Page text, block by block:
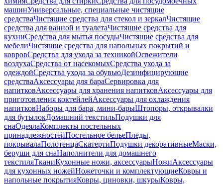
машинУниверсальные, специальные чистящие
средстваЧистящие средства для стекол и зеркалЧистящие
средства для ванной и туалетаЧистящие средства для
кухниСредства для мытья посудыЧистящие средства для
мебелиЧистящие средства для напольных покрытий и
ковровСредства для ухода за техникойОсвежители
воздухаСредства от насекомыхСредства ухода за
одеждойСредства ухода за обувьюДезинфицирующие
средстваАксессуары для бараСервировка для
напитковАксессуары для хранения напитковАксессуары для
приготовления коктейлейАксессуары для охлаждения
напитковНаборы для бара, мини-барыШтопоры, открывалки
для бутылокДомашний текстильПодушки для
снаОдеялаКомплекты постельных
принадлежностейПостельное бельеПледы,
покрывалаПолотенцаСкатертиПодушки декоративныеМаски,
беруши для снаНаполнители для домашнего
текстиляТканиКухонные ножи, аксессуарыНожиАксессуары
для кухонных ножейНожеточки и комплектующиеКовры и
напольные покрытияКовры, циновки, шкурыКовры,